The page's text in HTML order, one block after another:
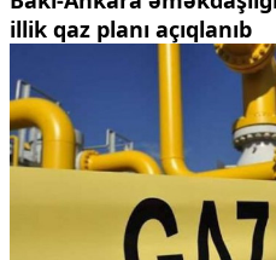
Mətbuat-150
Əlaqə
Missiyamız
illik qaz planı açıqlanıb